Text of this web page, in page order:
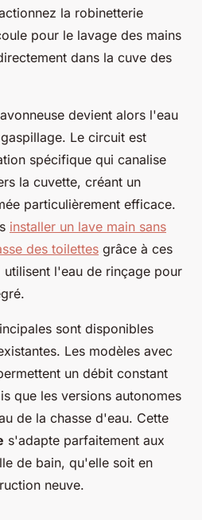
la robinetterie
pour le lavage des mains
dans la cuve des
devient alors l'eau
Le circuit est
spécifique qui canalise
la cuvette, créant un
particulièrement efficace.
installer un lave main sans
des toilettes grâce à ces
utilisent l'eau de rinçage pour
sont disponibles
Les modèles avec
un débit constant
que les versions autonomes
de la chasse d'eau. Cette
s'adapte parfaitement aux
de bain, qu'elle soit en
neuve.